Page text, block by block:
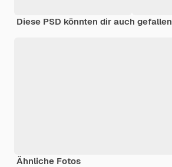
Diese PSD könnten dir auch gefallen
Ähnliche Fotos